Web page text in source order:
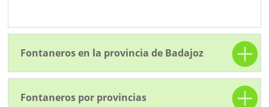
Fontaneros en la provincia de Badajoz
Fontaneros por provincias